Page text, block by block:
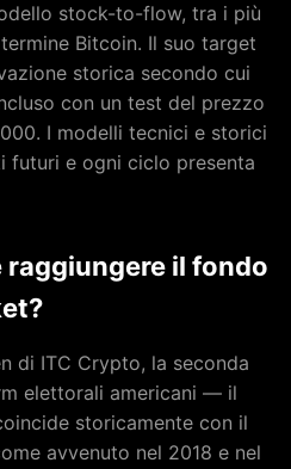
stock-to-flow, tra i più
Bitcoin. Il suo target
storica secondo cui
con un test del prezzo
I modelli tecnici e storici
futuri e ogni ciclo presenta
il fondo
di ITC Crypto, la seconda
elettorali americani — il
storicamente con il
avvenuto nel 2018 e nel